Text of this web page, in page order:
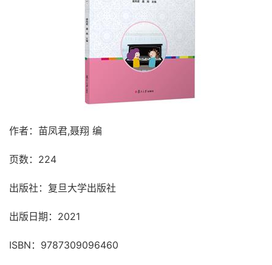
作者：苗凤君,聂翔 编
页数：224
出版社：复旦大学出版社
出版日期：2021
ISBN：9787309096460